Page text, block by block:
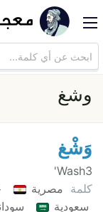
وشغ
وَشْغ
Wash3'
كلمة مصرية
سعودية